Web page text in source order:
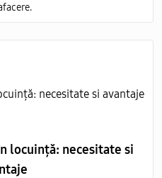
locuință: necesitate si